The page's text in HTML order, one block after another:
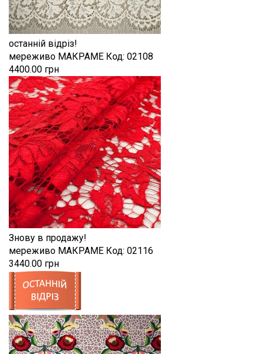
останній відріз!
мереживо МАКРАМЕ Код: 02108
4400.00 грн
Знову в продажу!
мереживо МАКРАМЕ Код: 02116
3440.00 грн